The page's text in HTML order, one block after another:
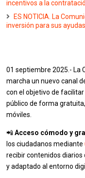
incentivos a la
ES NOTICIA. La
inversión para sus
01 septiembre 2025.- La
marcha un nuevo canal
con el objetivo de
público de forma
móviles.
📲Acceso cómodo y
los ciudadanos mediante
recibir contenidos
y adaptado al entorno